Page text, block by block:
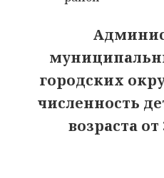
городских
численность
возраста от